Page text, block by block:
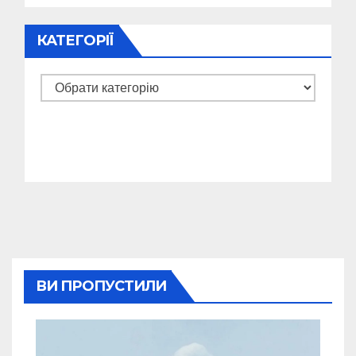
КАТЕГОРІЇ
Категорії
ВИ ПРОПУСТИЛИ